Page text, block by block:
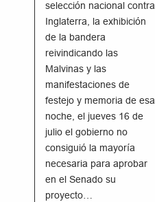
selección nacional contra
Inglaterra, la exhibición
de la bandera
reivindicando las
Malvinas y las
manifestaciones de
festejo y memoria de esa
noche, el jueves 16 de
julio el gobierno no
consiguió la mayoría
necesaria para aprobar
en el Senado su
proyecto…